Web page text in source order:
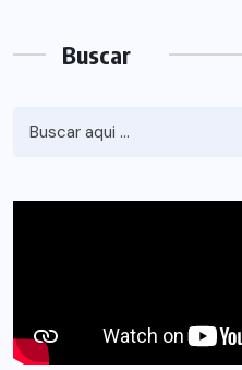
Buscar